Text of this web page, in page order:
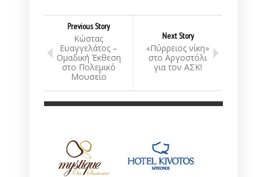
Previous Story
Κώστας
Ευαγγελάτος –
Ομαδική Έκθεση
στο Πολεμικό
Μουσείο
Next Story
«Πύρρειος νίκη»
στο Αργοστόλι
για τον ΑΣΚ!